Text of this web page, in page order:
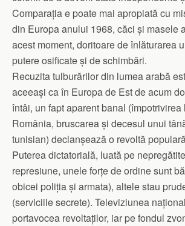
Comparația e poate mai apropiată cu
din Europa anului 1968, căci și masele
acest moment, doritoare de înlăturarea
putere osificate și de schimbări.
Recuzita tulburărilor din lumea arabă
aceeași ca în Europa de Est de acum
întâi, un fapt aparent banal (împo­trivirea
România, bruscarea și decesul unui
tunisian) declanșează o revoltă
Puterea dictatorială, luată pe
represiune, unele forțe de ordine sunt
obicei poliția și armata), altele stau
(serviciile secrete). Televiziunea
portavocea revoltaților, iar pe fondul